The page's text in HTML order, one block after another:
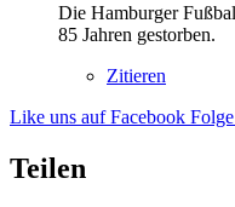
Die Hamburger
85 Jahren gestorben.
Zitieren
Like uns auf Facebook
Teilen